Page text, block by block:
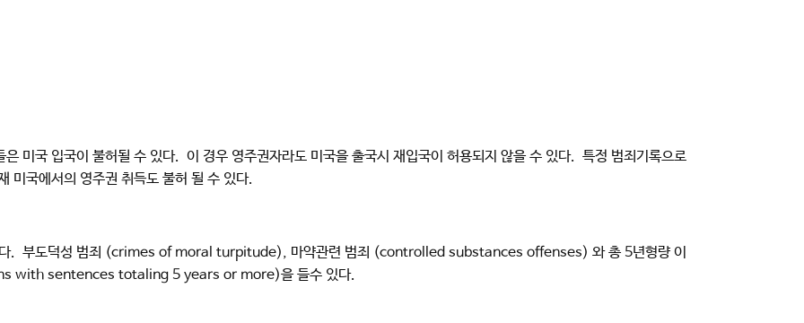
미국 입국이 불허될 수 있다. 이 경우 영주권자라도 미국을 출국시 재입국이 허용되지 않을 수 있다. 특정 범죄기록으로
미국에서의 영주권 취득도 불허 될 수 있다.
다. 부도덕성 범죄 (crimes of moral turpitude), 마약관련 범죄 (controlled substances offenses) 와 총 5년형량 이
with sentences totaling 5 years or more)을 들수 있다.